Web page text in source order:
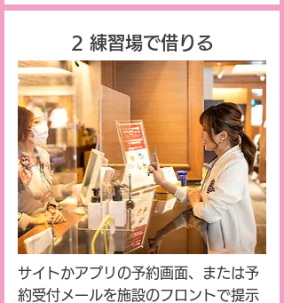
​2 練習場で借りる
サイトかアプリの予約画面、または予
約受付メールを施設のフロントで提示